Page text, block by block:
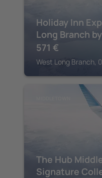
Holiday Inn
Long Branch
571 €
West Long Branch,
The Hub
Signature